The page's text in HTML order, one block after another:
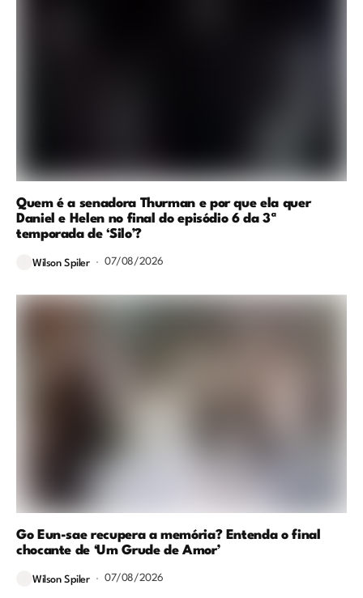
Quem é a senadora Thurman e por que ela quer
Daniel e Helen no final do episódio 6 da 3ª
temporada de ‘Silo’?
Wilson Spiler 07/08/2026
Go Eun-sae recupera a memória? Entenda o final
chocante de ‘Um Grude de Amor’
Wilson Spiler 07/08/2026